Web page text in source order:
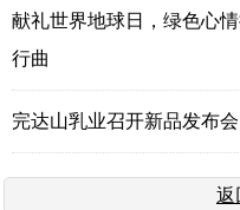
献礼世界地球日，绿色心
行曲
完达山乳业召开新品发布
返